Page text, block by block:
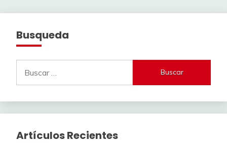
Busqueda
Artículos Recientes